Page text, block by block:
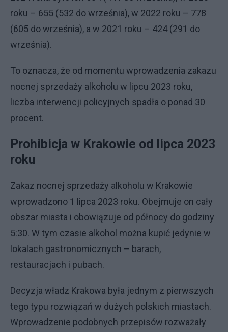
roku – 655 (532 do września), w 2022 roku – 778
(605 do września), a w 2021 roku – 424 (291 do
września).
To oznacza, że od momentu wprowadzenia zakazu
nocnej sprzedaży alkoholu w lipcu 2023 roku,
liczba interwencji policyjnych spadła o ponad 30
procent.
Prohibicja w Krakowie od lipca 2023
roku
Zakaz nocnej sprzedaży alkoholu w Krakowie
wprowadzono 1 lipca 2023 roku. Obejmuje on cały
obszar miasta i obowiązuje od północy do godziny
5:30. W tym czasie alkohol można kupić jedynie w
lokalach gastronomicznych – barach,
restauracjach i pubach.
Decyzja władz Krakowa była jednym z pierwszych
tego typu rozwiązań w dużych polskich miastach.
Wprowadzenie podobnych przepisów rozważały